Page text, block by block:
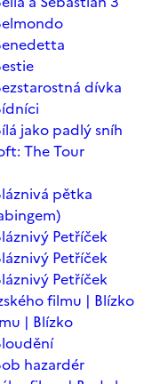
dívka
jako padlý sníh
The Tour
pětka
Petříček
Petříček
Petříček
filmu | Blízko
| Blízko
hazardér